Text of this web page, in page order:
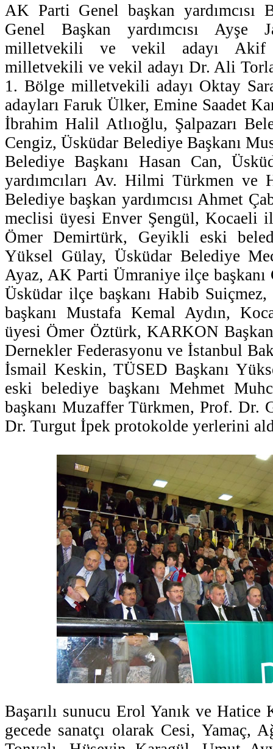
AK Parti Genel başkan yardımcısı
Genel Başkan yardımcısı Ayşe
milletvekili ve vekil adayı Akif
milletvekili ve vekil adayı Dr. Ali
1. Bölge milletvekili adayı Oktay
adayları Faruk Ülker, Emine Saadet
İbrahim Halil Atlıoğlu, Şalpazarı
Cengiz, Üsküdar Belediye Başkanı
Belediye Başkanı Hasan Can,
yardımcıları Av. Hilmi Türkmen ve
Belediye başkan yardımcısı Ahmet
meclisi üyesi Enver Şengül, Kocaeli
Ömer Demirtürk, Geyikli eski
Yüksel Gülay, Üsküdar Belediye
Ayaz, AK Parti Ümraniye ilçe
Üsküdar ilçe başkanı Habib
başkanı Mustafa Kemal Aydın,
üyesi Ömer Öztürk, KARKON
Dernekler Federasyonu ve İstanbul
İsmail Keskin, TÜSED Başkanı
eski belediye başkanı Mehmet
başkanı Muzaffer Türkmen, Prof. Dr.
Dr. Turgut İpek protokolde yerlerini
Başarılı sunucu Erol Yanık ve Hatice
gecede sanatçı olarak Cesi, Yamaç,